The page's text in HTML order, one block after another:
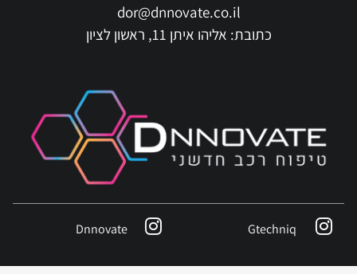
dor@dnnovate.co.il
כתובת: אליהו איתן 11, ראשון לציון
Gtechniq
Dnnovate